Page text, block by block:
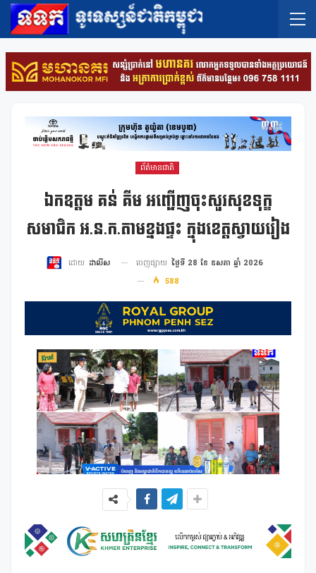
ព័ត៌មានជាតិ
ឯកឧត្តម គន់ គីម អញ្ជើញចុះសួរសុខទុក្ខ
សមាជិក អ.ន.ក.តាមខ្នងផ្ទះ ក្នុងខេត្តស្វាយរៀង
ដោយ ដាលីស ចេញផ្សាយ ថ្ងៃទី 28 ខែ ឧសភា ឆ្នាំ 2026
588